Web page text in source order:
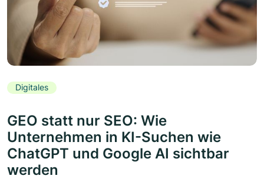
Digitales
GEO statt nur SEO: Wie
Unternehmen in KI-Suchen wie
ChatGPT und Google AI sichtbar
werden